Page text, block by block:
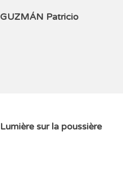
GUZMÁN Patricio
Lumière sur la poussière